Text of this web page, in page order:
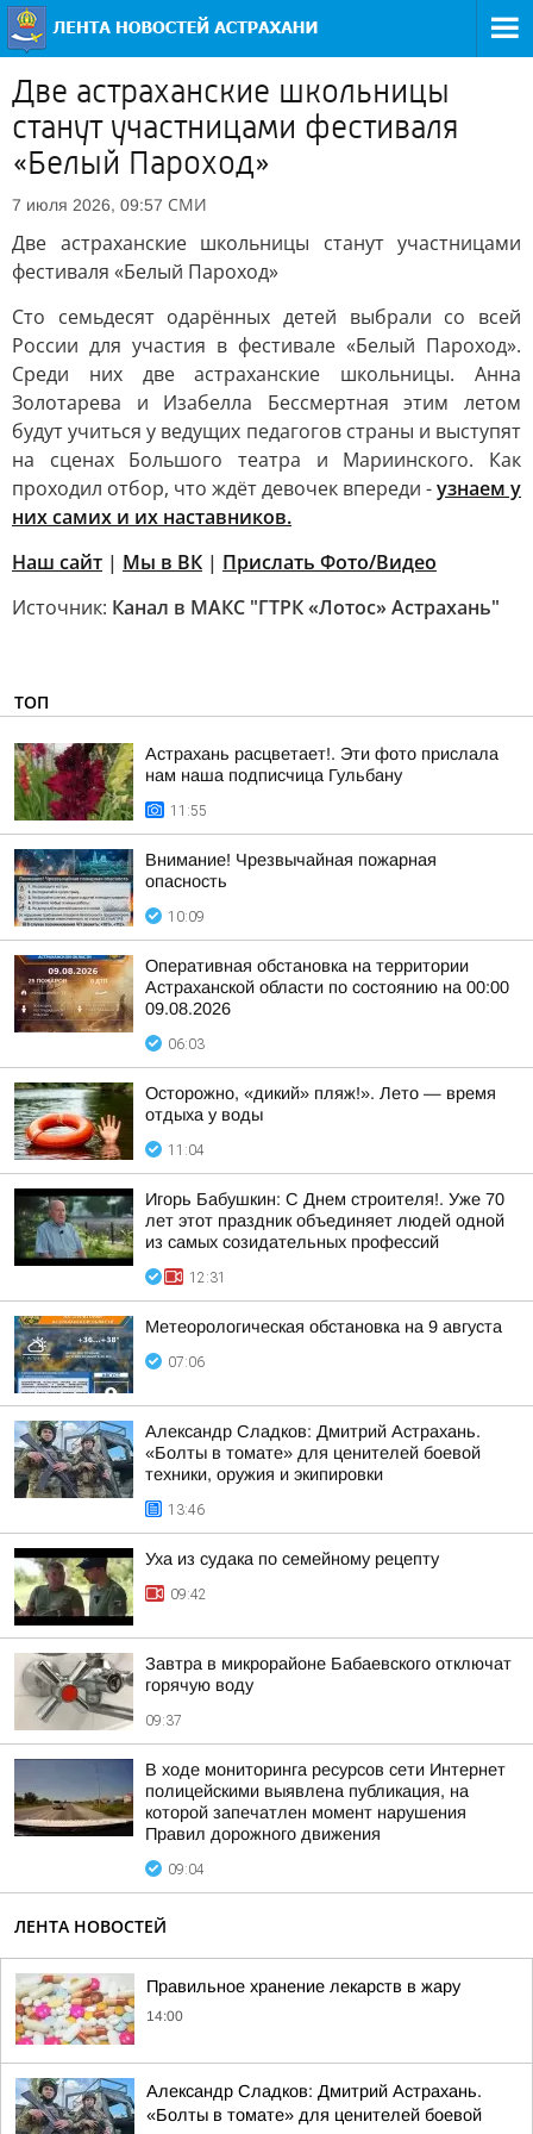
Две астраханские школьницы
станут участницами фестиваля
«Белый Пароход»
7 июля 2026, 09:57 СМИ
Две астраханские школьницы станут участницами
фестиваля «Белый Пароход»
Сто семьдесят одарённых детей выбрали со всей
России для участия в фестивале «Белый Пароход».
Среди них две астраханские школьницы. Анна
Золотарева и Изабелла Бессмертная этим летом
будут учиться у ведущих педагогов страны и выступят
на сценах Большого театра и Мариинского. Как
проходил отбор, что ждёт девочек впереди -узнаем у
них самих и их наставников.
Наш сайт | Мы в ВК | Прислать Фото/Видео
Источник: Канал в МАКС "ГТРК «Лотос» Астрахань"
ТОП
Астрахань расцветает!. Эти фото прислала
нам наша подписчица Гульбану
11:55
Внимание! Чрезвычайная пожарная
опасность
10:09
Оперативная обстановка на территории
Астраханской области по состоянию на 00:00
09.08.2026
06:03
Осторожно, «дикий» пляж!». Лето — время
отдыха у воды
11:04
Игорь Бабушкин: С Днем строителя!. Уже 70
лет этот праздник объединяет людей одной
из самых созидательных профессий
12:31
Метеорологическая обстановка на 9 августа
07:06
Александр Сладков: Дмитрий Астрахань.
«Болты в томате» для ценителей боевой
техники, оружия и экипировки
13:46
Уха из судака по семейному рецепту
09:42
Завтра в микрорайоне Бабаевского отключат
горячую воду
09:37
В ходе мониторинга ресурсов сети Интернет
полицейскими выявлена публикация, на
которой запечатлен момент нарушения
Правил дорожного движения
09:04
ЛЕНТА НОВОСТЕЙ
Правильное хранение лекарств в жару
14:00
Александр Сладков: Дмитрий Астрахань.
«Болты в томате» для ценителей боевой